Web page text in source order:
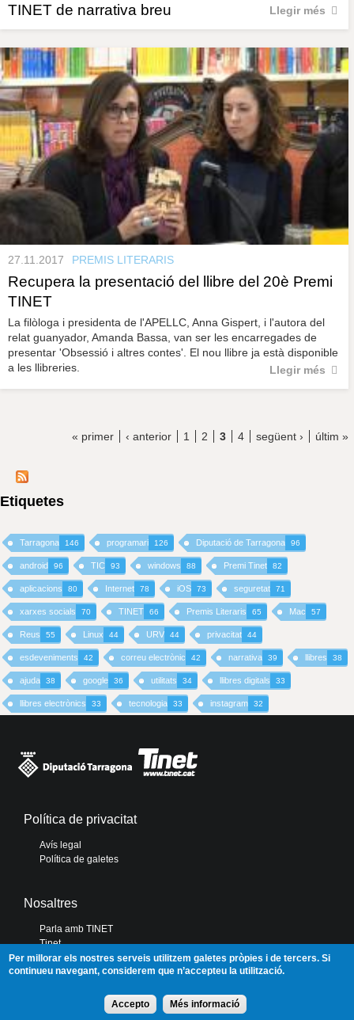
TINET de narrativa breu
Llegir més
27.11.2017 PREMIS LITERARIS
Recupera la presentació del llibre del 20è Premi
TINET
La filòloga i presidenta de l'APELLC, Anna Gispert, i l'autora del
relat guanyador, Amanda Bassa, van ser les encarregades de
presentar 'Obsessió i altres contes'. El nou llibre ja està disponible
a les llibreries.
Llegir més
« primer ‹ anterior 1 2 3 4 següent › últim »
Etiquetes
Tarragona 146 programari 126 Diputació de Tarragona 96
android 96 TIC 93 windows 88 Premi Tinet 82
aplicacions 80 Internet 78 iOS 73 seguretat 71
xarxes socials 70 TINET 66 Premis Literaris 65 Mac 57
Reus 55 Linux 44 URV 44 privacitat 44
esdeveniments 42 correu electrònic 42 narrativa 39 llibres 38
ajuda 38 google 36 utilitats 34 llibres digitals 33
llibres electrònics 33 tecnologia 33 instagram 32
Política de privacitat
Avís legal
Política de galetes
Nosaltres
Parla amb TINET
Tinet
Diputació de Tarragona
Portal de Transparència
Per millorar els nostres serveis utilitzem galetes pròpies i de tercers. Si
continueu navegant, considerem que n’accepteu la utilització.
Accepto Més informació